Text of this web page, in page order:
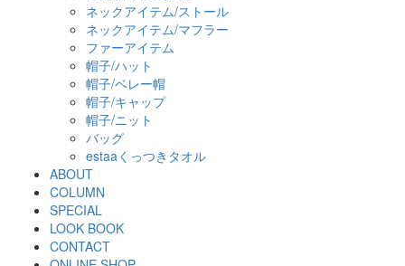
ネックアイテム/ストール
ネックアイテム/マフラー
ファーアイテム
帽子/ハット
帽子/ベレー帽
帽子/キャップ
帽子/ニット
バッグ
estaaくっつきタオル
ABOUT
COLUMN
SPECIAL
LOOK BOOK
CONTACT